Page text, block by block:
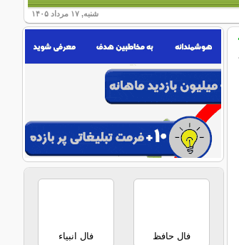
شنبه, ۱۷ مرداد ۱۴۰۵
فال حافظ فال انبیاء